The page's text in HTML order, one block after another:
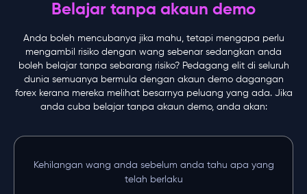
Belajar tanpa akaun demo
Anda boleh mencubanya jika mahu, tetapi mengapa perlu
mengambil risiko dengan wang sebenar sedangkan anda
boleh belajar tanpa sebarang risiko? Pedagang elit di seluruh
dunia semuanya bermula dengan akaun demo dagangan
forex kerana mereka melihat besarnya peluang yang ada. Jika
anda cuba belajar tanpa akaun demo, anda akan:
Kehilangan wang anda sebelum anda tahu apa yang
telah berlaku